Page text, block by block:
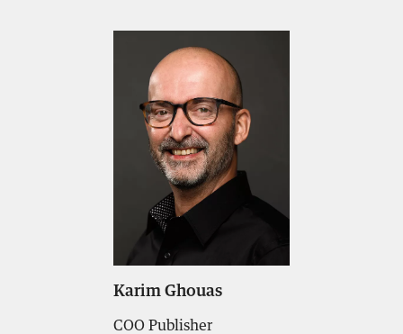
Karim Ghouas
COO Publisher